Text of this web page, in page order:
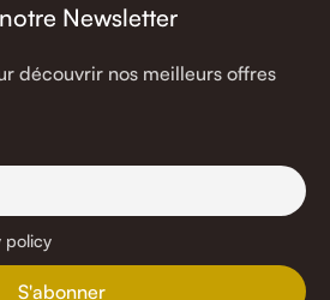
Newsletter
découvrir nos meilleurs offres
policy